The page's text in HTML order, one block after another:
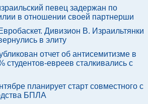
певец задержан по
в отношении своей партнерши
Дивизион В. Израильтянки
в элиту
отчет об антисемитизме в
студентов-евреев сталкивались с
планирует старт совместного с
БПЛА